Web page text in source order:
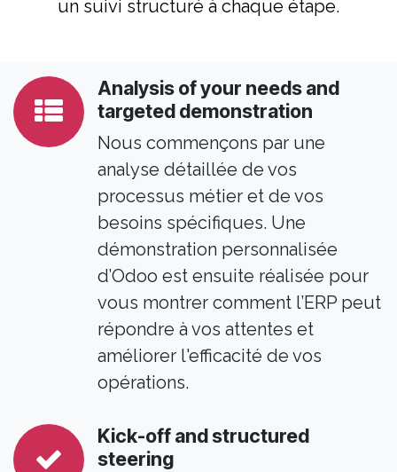
un suivi structuré à chaque étape.
Analysis of your needs and
targeted demonstration
Nous commençons par une
analyse détaillée de vos
processus métier et de vos
besoins spécifiques. Une
démonstration personnalisée
d’Odoo est ensuite réalisée pour
vous montrer comment l’ERP peut
répondre à vos attentes et
améliorer l'efficacité de vos
opérations.
Kick-off and structured
steering